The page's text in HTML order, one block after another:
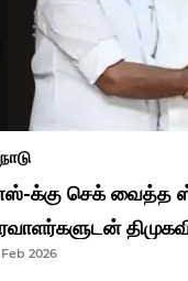
க்கு செக் வைத்த
2026